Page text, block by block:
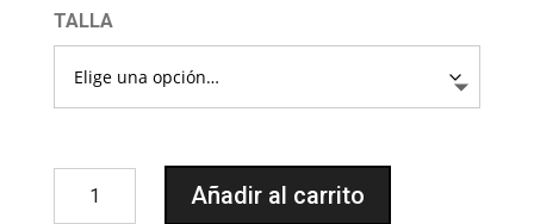
TALLA
PAINT
Añadir al carrito